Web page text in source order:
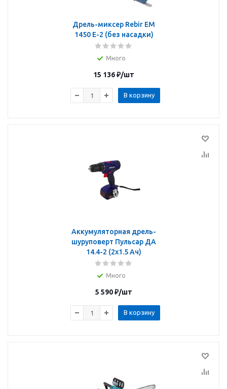
Дрель-миксер Rebir EM
1450 E-2 (без насадки)
Много
15 136₽/шт
В корзину
Аккумуляторная дрель-
шуруповерт Пульсар ДА
14.4-2 (2х1.5 Ач)
Много
5 590₽/шт
В корзину